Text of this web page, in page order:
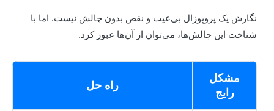
یک پروپوزال بی‌عیب و نقص بدون چالش نیست. اما با
این چالش‌ها، می‌توان از آن‌ها عبور کرد.
مشکل
راه حل